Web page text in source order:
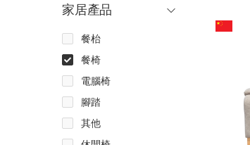
家居產品
餐枱
餐椅
電腦椅
腳踏
其他